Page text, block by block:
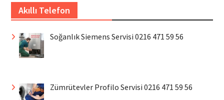
Akıllı Telefon
Soğanlık Siemens Servisi 0216 471 59 56
Zümrütevler Profilo Servisi 0216 471 59 56